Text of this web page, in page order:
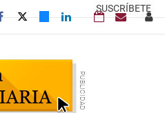
SUSCRÍBETE